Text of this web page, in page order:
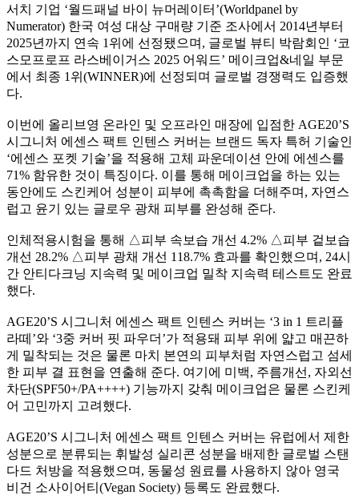
서치 기업 ‘월드패널 바이 뉴머레이터’(Worldpanel by
Numerator) 한국 여성 대상 구매량 기준 조사에서 2014년부터
2025년까지 연속 1위에 선정됐으며, 글로벌 뷰티 박람회인 ‘코
스모프로프 라스베이거스 2025 어워드’ 메이크업&네일 부문
에서 최종 1위(WINNER)에 선정되며 글로벌 경쟁력도 입증했
다.
이번에 올리브영 온라인 및 오프라인 매장에 입점한 AGE20’S
시그니처 에센스 팩트 인텐스 커버는 브랜드 독자 특허 기술인
‘에센스 포켓 기술’을 적용해 고체 파운데이션 안에 에센스를
71% 함유한 것이 특징이다. 이를 통해 메이크업을 하는 있는
동안에도 스킨케어 성분이 피부에 촉촉함을 더해주며, 자연스
럽고 윤기 있는 글로우 광채 피부를 완성해 준다.
인체적용시험을 통해 △피부 속보습 개선 4.2% △피부 겉보습
개선 28.2% △피부 광채 개선 118.7% 효과를 확인했으며, 24시
간 안티다크닝 지속력 및 메이크업 밀착 지속력 테스트도 완료
했다.
AGE20’S 시그니처 에센스 팩트 인텐스 커버는 ‘3 in 1 트리플
라떼’와 ‘3중 커버 핏 파우더’가 적용돼 피부 위에 얇고 매끈하
게 밀착되는 것은 물론 마치 본연의 피부처럼 자연스럽고 섬세
한 피부 결 표현을 연출해 준다. 여기에 미백, 주름개선, 자외선
차단(SPF50+/PA++++) 기능까지 갖춰 메이크업은 물론 스킨케
어 고민까지 고려했다.
AGE20’S 시그니처 에센스 팩트 인텐스 커버는 유럽에서 제한
성분으로 분류되는 휘발성 실리콘 성분을 배제한 글로벌 스탠
다드 처방을 적용했으며, 동물성 원료를 사용하지 않아 영국
비건 소사이어티(Vegan Society) 등록도 완료했다.